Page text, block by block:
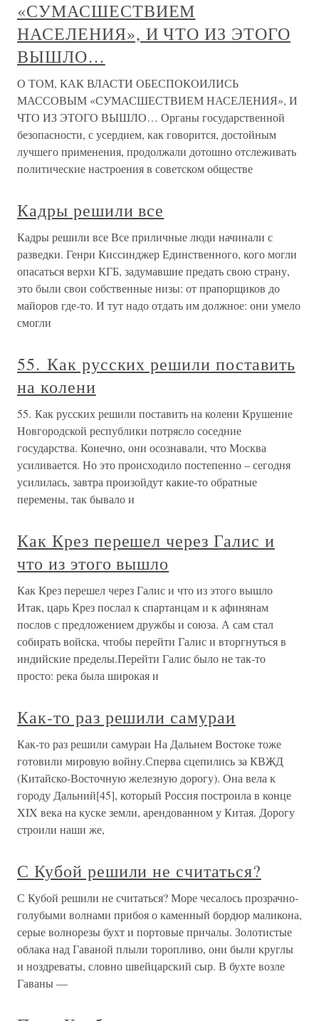
«СУМАСШЕСТВИЕМ
НАСЕЛЕНИЯ», И ЧТО ИЗ ЭТОГО
ВЫШЛО…
О ТОМ, КАК ВЛАСТИ ОБЕСПОКОИЛИСЬ
МАССОВЫМ «СУМАСШЕСТВИЕМ НАСЕЛЕНИЯ», И
ЧТО ИЗ ЭТОГО ВЫШЛО… Органы государственной
безопасности, с усердием, как говорится, достойным
лучшего применения, продолжали дотошно отслеживать
политические настроения в советском обществе
Кадры решили все
Кадры решили все Все приличные люди начинали с
разведки. Генри Киссинджер Единственного, кого могли
опасаться верхи КГБ, задумавшие предать свою страну,
это были свои собственные низы: от прапорщиков до
майоров где-то. И тут надо отдать им должное: они умело
смогли
55. Как русских решили поставить
на колени
55. Как русских решили поставить на колени Крушение
Новгородской республики потрясло соседние
государства. Конечно, они осознавали, что Москва
усиливается. Но это происходило постепенно – сегодня
усилилась, завтра произойдут какие-то обратные
перемены, так бывало и
Как Крез перешел через Галис и
что из этого вышло
Как Крез перешел через Галис и что из этого вышло
Итак, царь Крез послал к спартанцам и к афинянам
послов с предложением дружбы и союза. А сам стал
собирать войска, чтобы перейти Галис и вторгнуться в
индийские пределы.Перейти Галис было не так-то
просто: река была широкая и
Как-то раз решили самураи
Как-то раз решили самураи На Дальнем Востоке тоже
готовили мировую войну.Сперва сцепились за КВЖД
(Китайско-Восточную железную дорогу). Она вела к
городу Дальний[45], который Россия построила в конце
XIX века на куске земли, арендованном у Китая. Дорогу
строили наши же,
С Кубой решили не считаться?
С Кубой решили не считаться? Море чесалось прозрачно-
голубыми волнами прибоя о каменный бордюр маликона,
серые волнорезы бухт и портовые причалы. Золотистые
облака над Гаваной плыли торопливо, они были круглы
и ноздреваты, словно швейцарский сыр. В бухте возле
Гаваны —